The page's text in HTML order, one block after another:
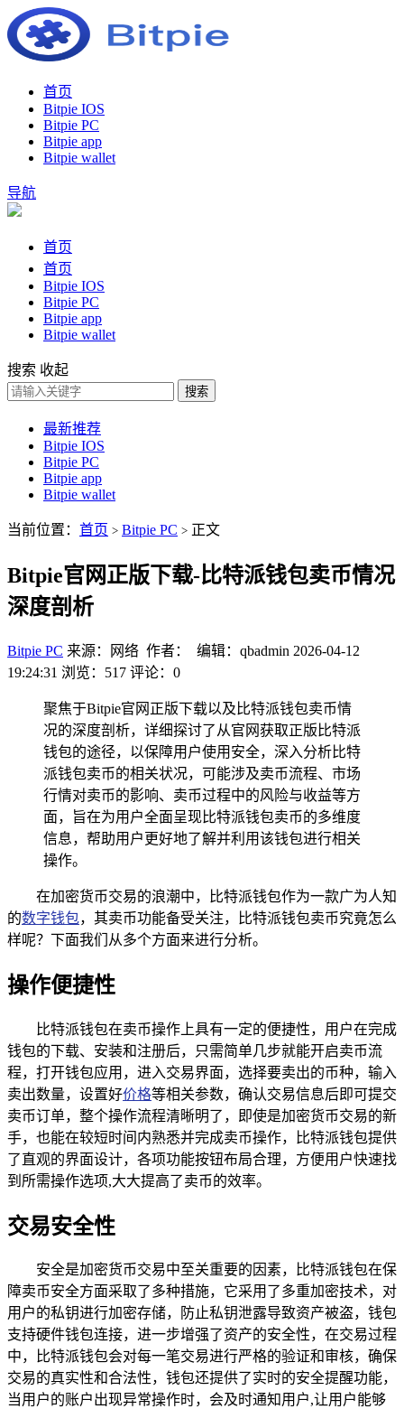
首页
Bitpie IOS
Bitpie PC
Bitpie app
Bitpie wallet
导航
首页
首页
Bitpie IOS
Bitpie PC
Bitpie app
Bitpie wallet
搜索 收起
搜索
最新推荐
Bitpie IOS
Bitpie PC
Bitpie app
Bitpie wallet
当前位置： 首页 > Bitpie PC > 正文
Bitpie官网正版下载-比特派钱包卖币情况
深度剖析
Bitpie PC 来源：网络 作者： 编辑：qbadmin 2026-04-12
19:24:31 浏览：517 评论：0
聚焦于Bitpie官网正版下载以及比特派钱包卖币情
况的深度剖析，详细探讨了从官网获取正版比特派
钱包的途径，以保障用户使用安全，深入分析比特
派钱包卖币的相关状况，可能涉及卖币流程、市场
行情对卖币的影响、卖币过程中的风险与收益等方
面，旨在为用户全面呈现比特派钱包卖币的多维度
信息，帮助用户更好地了解并利用该钱包进行相关
操作。
在加密货币交易的浪潮中，比特派钱包作为一款广为人知
的数字钱包，其卖币功能备受关注，比特派钱包卖币究竟怎么
样呢？下面我们从多个方面来进行分析。
操作便捷性
比特派钱包在卖币操作上具有一定的便捷性，用户在完成
钱包的下载、安装和注册后，只需简单几步就能开启卖币流
程，打开钱包应用，进入交易界面，选择要卖出的币种，输入
卖出数量，设置好价格等相关参数，确认交易信息后即可提交
卖币订单，整个操作流程清晰明了，即使是加密货币交易的新
手，也能在较短时间内熟悉并完成卖币操作，比特派钱包提供
了直观的界面设计，各项功能按钮布局合理，方便用户快速找
到所需操作选项,大大提高了卖币的效率。
交易安全性
安全是加密货币交易中至关重要的因素，比特派钱包在保
障卖币安全方面采取了多种措施，它采用了多重加密技术，对
用户的私钥进行加密存储，防止私钥泄露导致资产被盗，钱包
支持硬件钱包连接，进一步增强了资产的安全性，在交易过程
中，比特派钱包会对每一笔交易进行严格的验证和审核，确保
交易的真实性和合法性，钱包还提供了实时的安全提醒功能，
当用户的账户出现异常操作时，会及时通知用户,让用户能够